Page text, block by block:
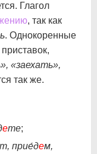
Глагол
, так как
. Однокоренные
«заехать»,
так же.
ете;
т, прие́дем,